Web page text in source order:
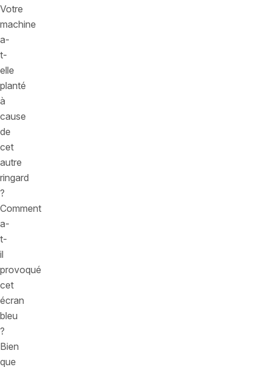
Votre
machine
a-
t-
elle
planté
à
cause
de
cet
autre
ringard
?
Comment
a-
t-
il
provoqué
cet
écran
bleu
?
Bien
que